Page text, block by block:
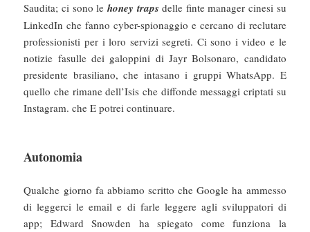
Saudita; ci sono le honey traps delle finte manager cinesi su
LinkedIn che fanno cyber-spionaggio e cercano di reclutare
professionisti per i loro servizi segreti. Ci sono i video e le
notizie fasulle dei galoppini di Jayr Bolsonaro, candidato
presidente brasiliano, che intasano i gruppi WhatsApp. E
quello che rimane dell’Isis che diffonde messaggi criptati su
Instagram. che E potrei continuare.
Autonomia
Qualche giorno fa abbiamo scritto che Google ha ammesso
di leggerci le email e di farle leggere agli sviluppatori di
app; Edward Snowden ha spiegato come funziona la